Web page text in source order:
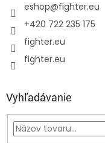
eshop@fighter.eu
+420 722 235 175
fighter.eu
fighter.eu
Vyhľadávanie